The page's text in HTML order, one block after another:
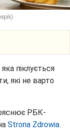
піклується
які не варто
РБК-
Strona Zdrowia.